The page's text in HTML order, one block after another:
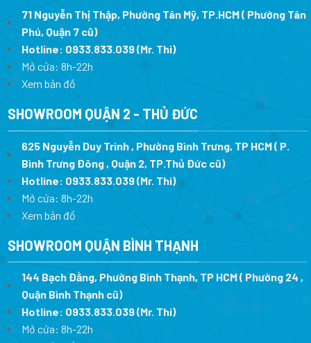
71 Nguyễn Thị Thập, Phường Tân Mỹ, TP.HCM ( Phường Tân
Phú, Quận 7 cũ)
Hotline: 0933.833.039(Mr. Thi)
Mở cửa: 8h-22h
Xem bản đồ
SHOWROOM QUẬN 2 - THỦ ĐỨC
625 Nguyễn Duy Trinh , Phường Bình Trưng, TP HCM ( P.
Bình Trưng Đông , Quận 2, TP.Thủ Đức cũ)
Hotline: 0933.833.039(Mr. Thi)
Mở cửa: 8h-22h
Xem bản đồ
SHOWROOM QUẬN BÌNH THẠNH
144 Bạch Đằng, Phường Bình Thạnh, TP HCM ( Phường 24 ,
Quận Bình Thạnh cũ)
Hotline: 0933.833.039(Mr. Thi)
Mở cửa: 8h-22h